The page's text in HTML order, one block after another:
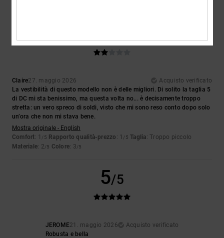
Claire27. maggio 2026
Acquisto verificato
La vestibilità di questo modello non è delle migliori. Di solito la taglia 5
di DC mi sta benissimo, ma questa volta no... è decisamente troppo
stretta: un vero spreco di soldi, visto che mi sono reso conto dopo solo
un’ora che non mi stava bene.
Mostra originale - English
Comfort: 1 /5 Rapporto qualità-prezzo : 1 /5 Taglia: Troppo piccolo
Materiale: 2/5 Colore: 3/5
5/5
JEROME21. maggio 2026
Acquisto verificato
Robusta e bella